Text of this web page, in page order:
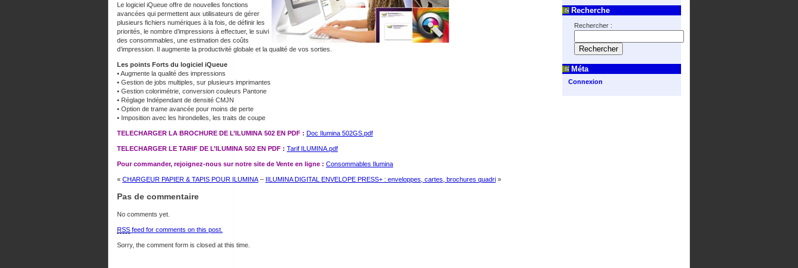
Recherche
Rechercher :
Méta
Connexion
Le logiciel iQueue offre de nouvelles fonctions
avancées qui permettent aux utilisateurs de gérer
plusieurs fichiers numériques à la fois, de définir les
priorités, le nombre d’impressions à effectuer, le suivi
des consommables, une estimation des coûts
d’impression. Il augmente la productivité globale et la qualité de vos sorties.
Les points Forts du logiciel iQueue
• Augmente la qualité des impressions
• Gestion de jobs multiples, sur plusieurs imprimantes
• Gestion colorimétrie, conversion couleurs Pantone
• Réglage Indépendant de densité CMJN
• Option de trame avancée pour moins de perte
• Imposition avec les hirondelles, les traits de coupe
TELECHARGER LA BROCHURE DE L’ILUMINA 502 EN PDF : Doc Ilumina 502GS.pdf
TELECHARGER LE TARIF DE L’ILUMINA 502 EN PDF : Tarif ILUMINA.pdf
Pour commander, rejoignez-nous sur notre site de Vente en ligne : Consommables Ilumina
« CHARGEUR PAPIER & TAPIS POUR ILUMINA – IILUMINA DIGITAL ENVELOPE PRESS+ : enveloppes, cartes, brochures quadri »
Pas de commentaire
No comments yet.
RSS feed for comments on this post.
Sorry, the comment form is closed at this time.